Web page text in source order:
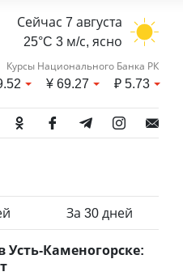
Сейчас 7 августа
25°C 3 м/с, ясно
Курсы Национального Банка РК
¥69.27 ₽5.73
За 30 дней
Усть-Каменогорске: